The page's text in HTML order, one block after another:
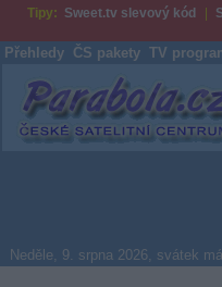
Tipy: Sweet.tv slevový kód
Přehledy ČS pakety TV
Parabola.cz
Neděle, 9. srpna 2026, svátek